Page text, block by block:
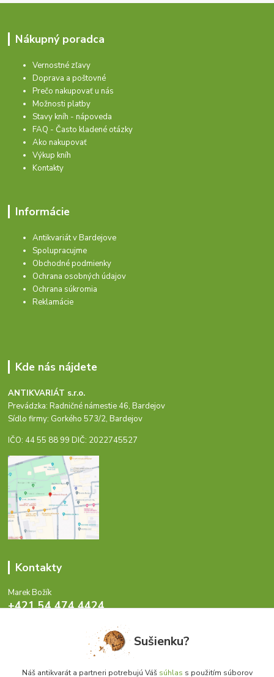
Nákupný poradca
Vernostné zľavy
Doprava a poštovné
Prečo nakupovať u nás
Možnosti platby
Stavy kníh - nápoveda
FAQ - Často kladené otázky
Ako nakupovať
Výkup kníh
Kontakty
Informácie
Antikvariát v Bardejove
Spolupracujme
Obchodné podmienky
Ochrana osobných údajov
Ochrana súkromia
Reklamácie
Kde nás nájdete
ANTIKVARIÁT s.r.o.
Prevádzka: Radničné námestie 46, Bardejov
Sídlo firmy: Gorkého 573/2, Bardejov
IČO: 44 55 88 99 DIČ: 2022745527
Kontakty
Marek Božík
+421 54 474 4424
info@antikvariat.sk Sušienku?
Náš antikvarát a partneri potrebujú Váš súhlas s použitím súborov